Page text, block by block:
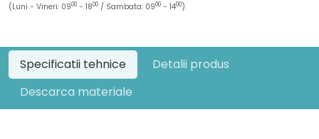
(Luni - Vineri: 0900 - 1800 / Sambata: 0900 - 1400)
Specificatii tehnice
Detalii produs
Descarca materiale